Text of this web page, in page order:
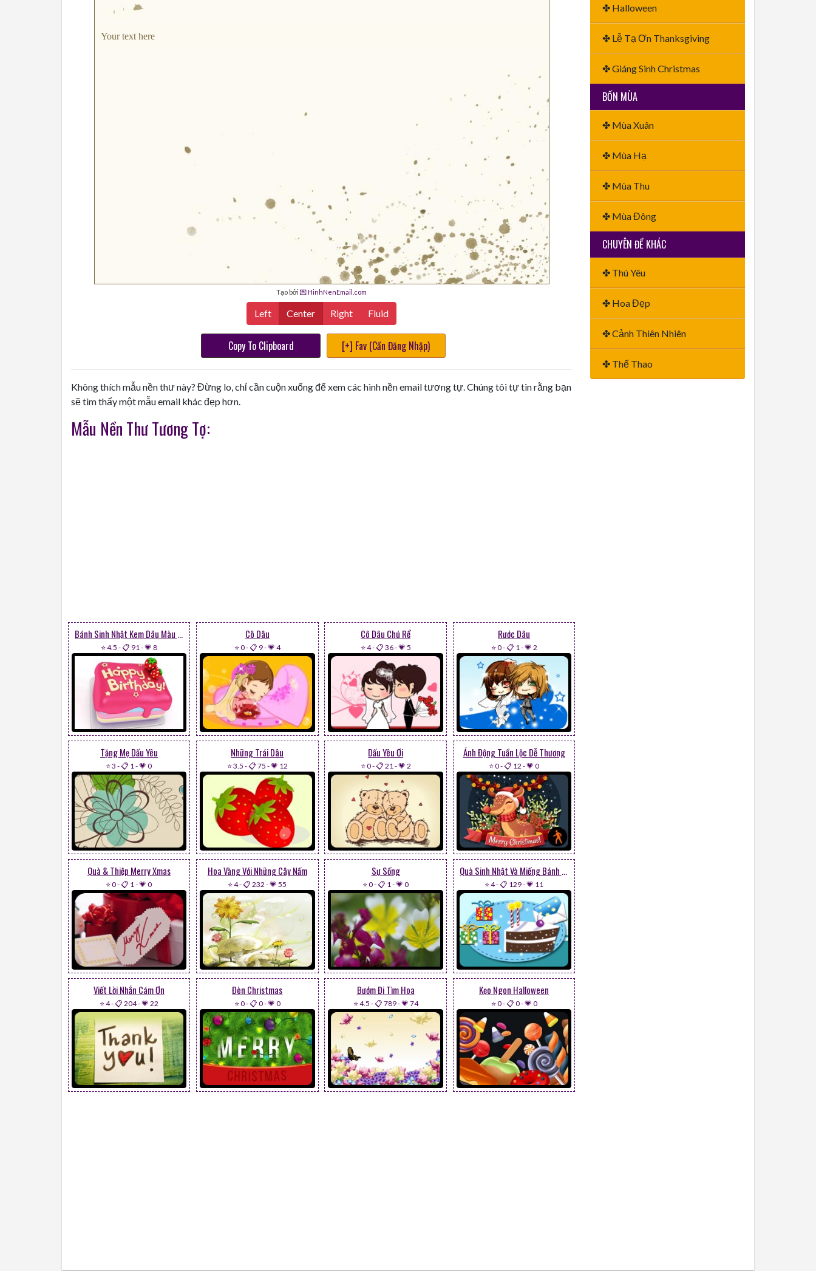
Your text here
Tạo bởi 💌 HinhNenEmail.com
Left Center Right Fluid
Copy To Clipboard [+] Fav (Cần Đăng Nhập)
Không thích mẫu nền thư này? Đừng lo, chỉ cần cuộn xuống để xem các hình nền email tương tự. Chúng tôi tự tin rằng bạn
sẽ tìm thấy một mẫu email khác đẹp hơn.
Mẫu Nền Thư Tương Tợ:
Bánh Sinh Nhật Kem Dâu Màu Hồng
⭐ 4.5 -📋 91 -💗 8
Cô Dâu
⭐ 0-📋 9-💗 4
Cô Dâu Chú Rể
⭐ 4-📋 36-💗 5
Rước Dâu
⭐ 0-📋 1 -💗 2
Tặng Mẹ Dấu Yêu
⭐ 3 -📋 1 -💗 0
Những Trái Dâu
⭐ 3.5 -📋 75 -💗 12
Dấu Yêu Ơi
⭐ 0-📋 21 -💗 2
Ảnh Động Tuần Lộc Dễ Thương
⭐ 0-📋 12 -💗 0
Quà & Thiệp Merry Xmas
⭐ 0-📋 1-💗 0
Hoa Vàng Với Những Cây Nấm
⭐ 4-📋 232 -💗 55
Sự Sống
⭐ 0-📋 1-💗 0
Quà Sinh Nhật Và Miếng Bánh Cho Bạn
⭐ 4-📋 129-💗 11
Viết Lời Nhắn Cám Ơn
⭐ 4-📋 204-💗 22
Đèn Christmas
⭐ 0-📋 0-💗 0
Bướm Đi Tìm Hoa
⭐ 4.5 -📋 789-💗 74
Kẹo Ngon Halloween
⭐ 0-📋 0-💗 0
✤ Halloween
✤ Lễ Tạ Ơn Thanksgiving
✤ Giáng Sinh Christmas
BỐN MÙA
✤ Mùa Xuân
✤ Mùa Hạ
✤ Mùa Thu
✤ Mùa Đông
CHUYÊN ĐỀ KHÁC
✤ Thú Yêu
✤ Hoa Đẹp
✤ Cảnh Thiên Nhiên
✤ Thể Thao